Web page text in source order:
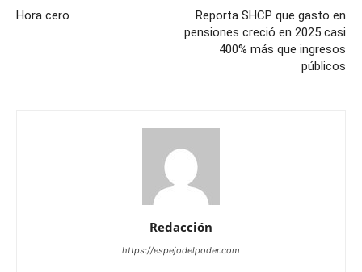
Hora cero
Reporta SHCP que gasto en
pensiones creció en 2025 casi
400% más que ingresos
públicos
Redacción
https://espejodelpoder.com